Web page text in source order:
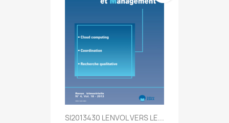
SI2013430 LENVOL VERS LE...